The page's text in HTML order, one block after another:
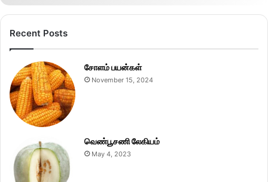
Recent Posts
சோளம் பயன்கள்
November 15, 2024
வெண்பூசணி லேகியம்
May 4, 2023